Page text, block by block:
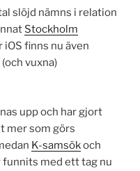
slöjd nämns i relation
Stockholm
iOS finns nu även
vuxna)
upp och har gjort
mer som görs
K-samsökoch
funnits med ett tag nu